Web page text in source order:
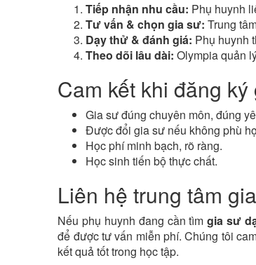
Tiếp nhận nhu cầu: Phụ huynh
Tư vấn & chọn gia sư: Trung
Dạy thử & đánh giá: Phụ huynh
Theo dõi lâu dài: Olympia quản
Cam kết khi đăng
Gia sư đúng chuyên môn, đúng
Được đổi gia sư nếu không phù
Học phí minh bạch, rõ ràng.
Học sinh tiến bộ thực chất.
Liên hệ trung tâm
Nếu phụ huynh đang cần tìmgia sư
để được tư vấn miễn phí. Chúng tôi
kết quả tốt trong học tập.